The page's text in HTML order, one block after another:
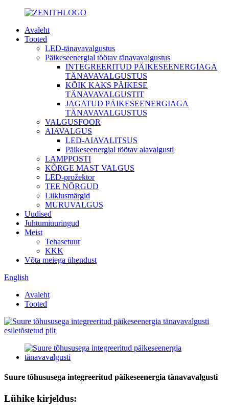
Avaleht
Tooted
LED-tänavavalgustus
Päikeseenergial töötav tänavavalgustus
INTEGREERITUD PÄIKESEENERGIAGA
TÄNAVAVALGUSTUS
KÕIK KAKS PÄIKESE
TÄNAVAVALGUSTIT
JAGATUD PÄIKESEENERGIAGA
TÄNAVAVALGUSTUS
VALGUSFOOR
AIAVALGUS
LED-AIAVALITSUS
Päikeseenergial töötav aiavalgusti
LAMPPOSTI
KÕRGE MAST VALGUS
LED-prožektor
TEE NÕRGUD
Liiklusmärgid
MURUVALGUS
Uudised
Juhtumiuuringud
Meist
Tehasetuur
KKK
Võta meiega ühendust
English
Avaleht
Tooted
Suure tõhususega integreeritud päikeseenergia tänavavalgusti
Lühike kirjeldus: